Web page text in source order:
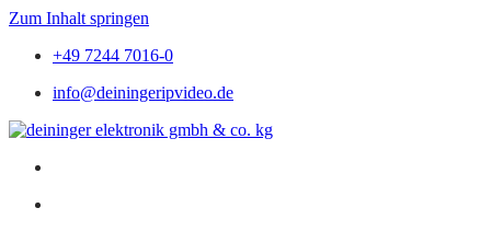
Zum Inhalt springen
+49 7244 7016-0
info@deiningeripvideo.de